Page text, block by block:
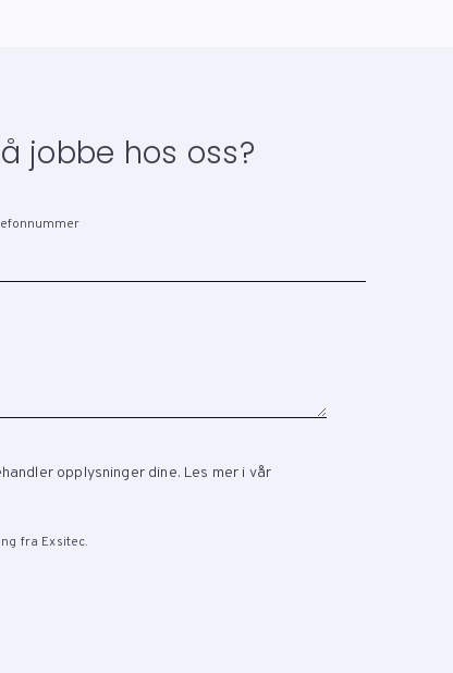
jobbe hos oss?
opplysninger dine. Les mer i vår
fra Exsitec.